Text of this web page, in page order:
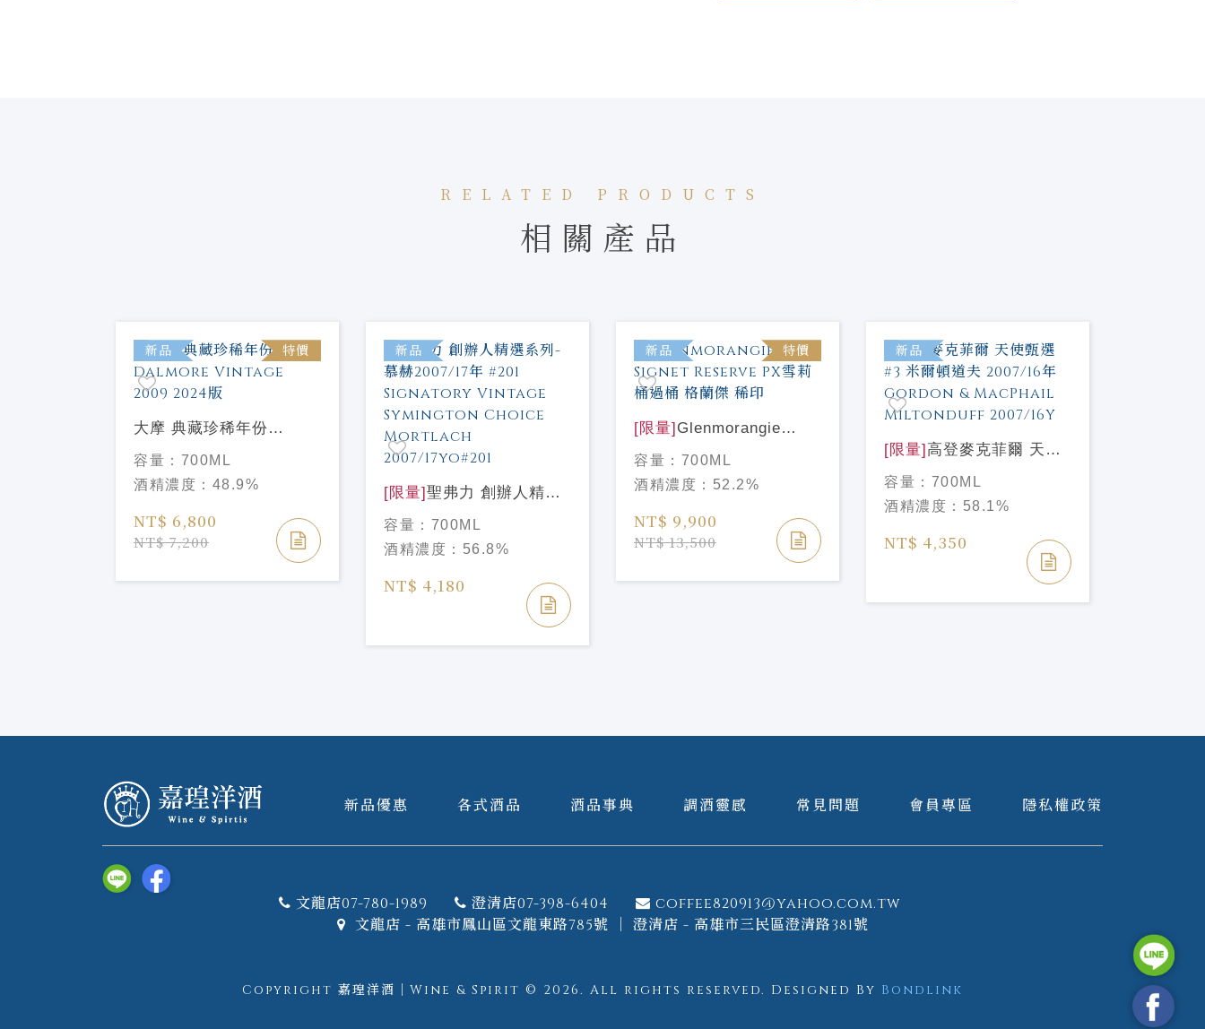
RELATED PRODUCTS
相關產品
新品 特價
大摩 典藏珍稀年份
Dalmore Vintage 2009
2024版
容量： 700ML
酒精濃度： 48.9%
NT$ 6,800
NT$ 7,200
新品
[限量] 聖弗力 創辦人精選
系列-慕赫2007/17年 #201
Signatory Vintage
Symington Choice
Mortlach 2007/17yo#201
容量： 700ML
酒精濃度： 56.8%
NT$ 4,180
新品 特價
[限量] Glenmorangie
Signet Reserve PX雪莉
桶過桶 格蘭傑 稀印
容量： 700ML
酒精濃度： 52.2%
NT$ 9,900
NT$ 13,500
新品
[限量] 高登麥克菲爾 天使
甄選#3 米爾頓道夫
2007/16年 Gordon &
MacPhail Miltonduff
2007/16Y
容量： 700ML
酒精濃度： 58.1%
NT$ 4,350
新品優惠 各式酒品 酒品事典 調酒靈感 常見問題 會員專區 隱私權政策
文龍店07-780-1989 澄清店07-398-6404
coffee820913@yahoo.com.tw
文龍店 - 高雄市鳳山區文龍東路785號 ｜ 澄清店 - 高雄市三民區澄清路381號
Copyright 嘉瑝洋酒｜Wine & Spirit © 2026. All rights reserved. Designed By Bondlink